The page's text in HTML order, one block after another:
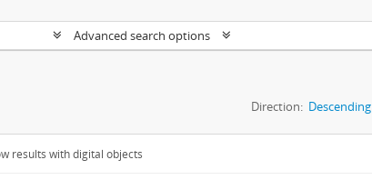
Advanced search options
Direction: Descending
results with digital objects